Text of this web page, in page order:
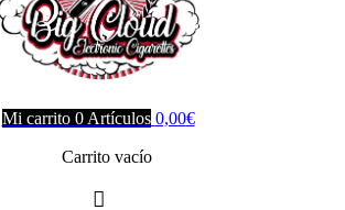
Mi carrito 0 Artículos 0,00€
Carrito vacío